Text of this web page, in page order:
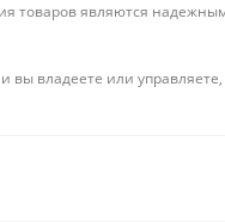
товаров являются
владеете или